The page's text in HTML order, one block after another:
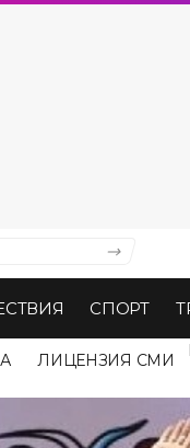
СПОРТ
ЛИЦЕНЗИЯ СМИ